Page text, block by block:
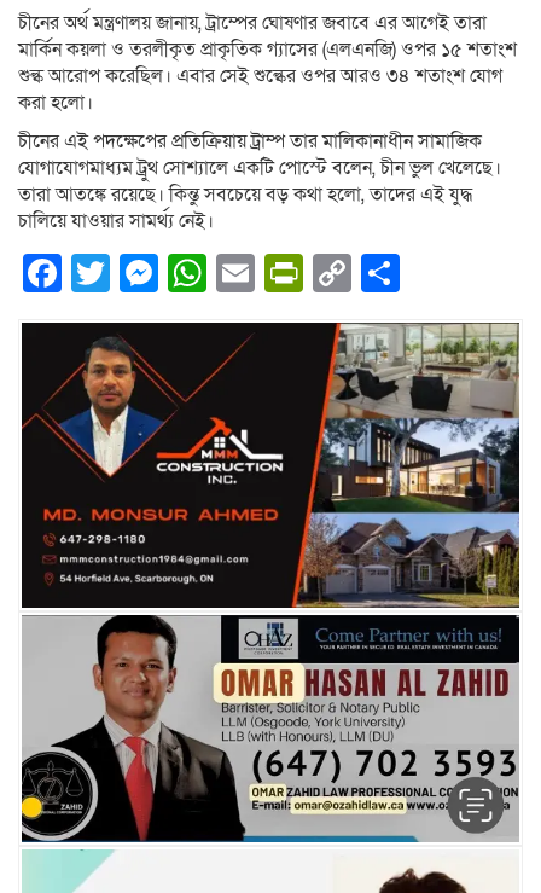
চীনের অর্থ মন্ত্রণালয় জানায়, ট্রাম্পের ঘোষণার জবাবে এর আগেই তারা
মার্কিন কয়লা ও তরলীকৃত প্রাকৃতিক গ্যাসের (এলএনজি) ওপর ১৫ শতাংশ
শুল্ক আরোপ করেছিল। এবার সেই শুল্কের ওপর আরও ৩৪ শতাংশ যোগ
করা হলো।
চীনের এই পদক্ষেপের প্রতিক্রিয়ায় ট্রাম্প তার মালিকানাধীন সামাজিক
যোগাযোগমাধ্যম ট্রুথ সোশ্যালে একটি পোস্টে বলেন, চীন ভুল খেলেছে।
তারা আতঙ্কে রয়েছে। কিন্তু সবচেয়ে বড় কথা হলো, তাদের এই যুদ্ধ
চালিয়ে যাওয়ার সামর্থ্য নেই।
Facebook
Twitter
Messenger
WhatsApp
EmailPrintFriendly
Copy
Link